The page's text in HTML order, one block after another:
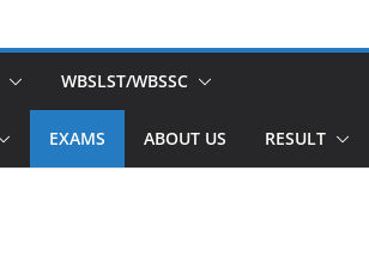
WBSLST/WBSSC
EXAMS ABOUT US RESULT